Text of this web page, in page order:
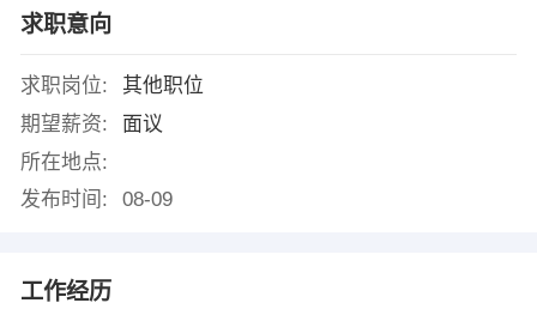
求职意向
求职岗位:
其他职位
期望薪资:
面议
所在地点:
发布时间:
08-09
工作经历